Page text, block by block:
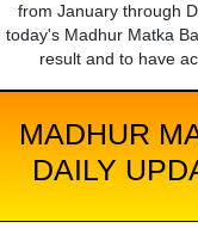
from January through
today's Madhur Matka
result and to have
MADHUR
DAILY